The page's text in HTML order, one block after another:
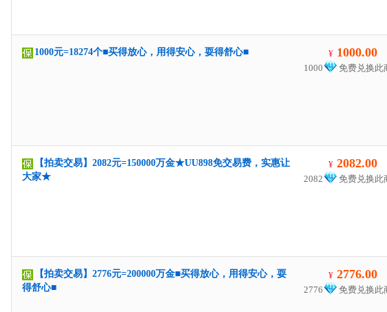
1000元=18274个■买得放心，用得安心，耍得舒心■ ¥1000.00
1000 免费兑换此
【拍卖交易】2082元=150000万金★UU898免交易费，实惠让
大家★
¥2082.00
2082 免费兑换此
【拍卖交易】2776元=200000万金■买得放心，用得安心，耍
得舒心■
¥2776.00
2776 免费兑换此